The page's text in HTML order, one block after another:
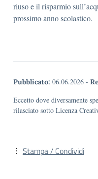
riuso e il risparmio
prossimo anno scolastico.
Pubblicato: 06.06.2026 -
Eccetto dove diversamente
rilasciato sotto Licenza
Stampa / Condividi